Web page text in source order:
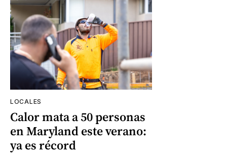
LOCALES
Calor mata a 50 personas
en Maryland este verano:
ya es récord